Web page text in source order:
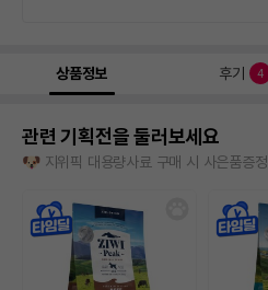
상품정보 후기 4
관련 기획전을 둘러보세요
🐶 지위픽 대용량사료 구매 시 사은품증정